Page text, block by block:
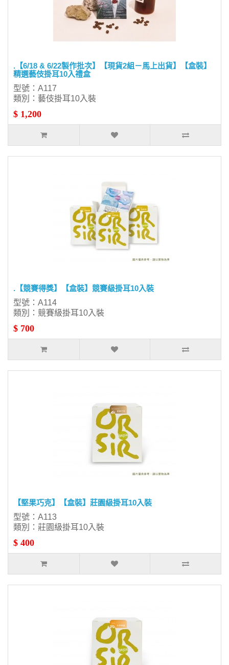
.【6/18 & 6/22製作批次】【現貨2組－馬上出貨】【盒裝】
精選藝伎掛耳10入禮盒
型號：A117
類別：藝伎掛耳10入裝
$ 1,200
.【競賽得獎】【盒裝】競賽級掛耳10入裝
型號：A114
類別：競賽級掛耳10入裝
$ 700
【堅果巧克】【盒裝】莊園級掛耳10入裝
型號：A113
類別：莊園級掛耳10入裝
$ 400